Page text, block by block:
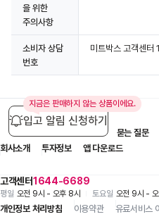
을 위한
주의사항
소비자 상담
번호
미트박스 고객센
지금은 판매하지 않는 상품이에요.
입고 알림 신청하기
고객센터1644-6689
평일 오전 9시 - 오후 8시 토요일 오전 9시 -
입점 제휴 문의
자주 묻는 질문
회사소개
투자정보 앱 다운로드
개인정보 처리방침 이용약관 유료서비스